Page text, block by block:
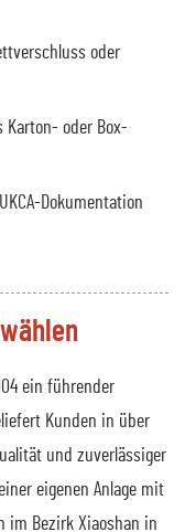
oder
Karton- oder Box-
Dokumentation
ein führender
Kunden in über
und zuverlässiger
eigenen Anlage mit
im Bezirk Xiaoshan in